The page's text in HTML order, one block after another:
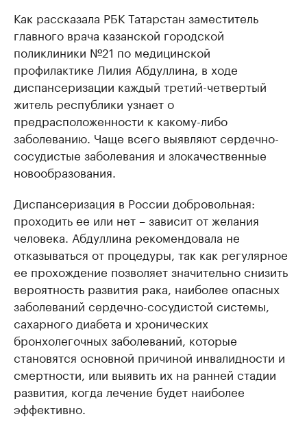
Как рассказала РБК Татарстан заместитель
главного врача казанской городской
поликлиники №21 по медицинской
профилактике Лилия Абдуллина, в ходе
диспансеризации каждый третий-четвертый
житель республики узнает о
предрасположенности к какому-либо
заболеванию. Чаще всего выявляют сердечно-
сосудистые заболевания и злокачественные
новообразования.
Диспансеризация в России добровольная:
проходить ее или нет – зависит от желания
человека. Абдуллина рекомендовала не
отказываться от процедуры, так как регулярное
ее прохождение позволяет значительно снизить
вероятность развития рака, наиболее опасных
заболеваний сердечно-сосудистой системы,
сахарного диабета и хронических
бронхолегочных заболеваний, которые
становятся основной причиной инвалидности и
смертности, или выявить их на ранней стадии
развития, когда лечение будет наиболее
эффективно.